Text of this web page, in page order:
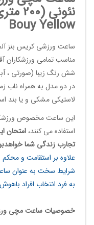
نئونی (200 متری) -
Bouy Yellow
ساعت ورزشی کریس بنز
مناسب تمامی ورزشکاران
شش رنگ زیبا (صورتی ،
در دو مدل به همراه ناب
لاستیکی مشکی و یا بند
این ساعت مخصوص
استفاده می کنند، امتحان
تجارب زندگی شما
علاوه بر استقامت و
شرایط سخت به عنوان
به فرد انتخاب افراد
خصوصیات ساعت مچی